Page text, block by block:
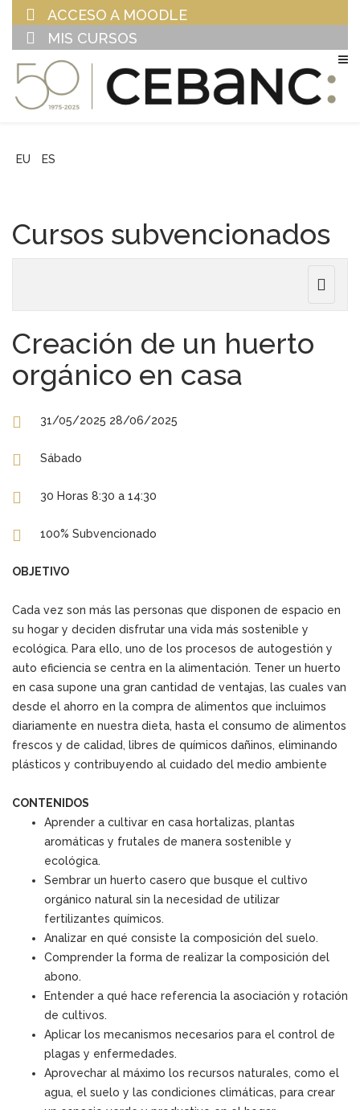
ACCESO A MOODLE
MIS CURSOS
EU ES
Cursos subvencionados
Toggle
Creación de un huerto
orgánico en casa
31/05/2025 28/06/2025
Sábado
30 Horas 8:30 a 14:30
100% Subvencionado
OBJETIVO
Cada vez son más las personas que disponen de espacio en
su hogar y deciden disfrutar una vida más sostenible y
ecológica. Para ello, uno de los procesos de autogestión y
auto eficiencia se centra en la alimentación. Tener un huerto
en casa supone una gran cantidad de ventajas, las cuales van
desde el ahorro en la compra de alimentos que incluimos
diariamente en nuestra dieta, hasta el consumo de alimentos
frescos y de calidad, libres de químicos dañinos, eliminando
plásticos y contribuyendo al cuidado del medio ambiente
CONTENIDOS
Aprender a cultivar en casa hortalizas, plantas
aromáticas y frutales de manera sostenible y
ecológica.
Sembrar un huerto casero que busque el cultivo
orgánico natural sin la necesidad de utilizar
fertilizantes químicos.
Analizar en qué consiste la composición del suelo.
Comprender la forma de realizar la composición del
abono.
Entender a qué hace referencia la asociación y rotación
de cultivos.
Aplicar los mecanismos necesarios para el control de
plagas y enfermedades.
Aprovechar al máximo los recursos naturales, como el
agua, el suelo y las condiciones climáticas, para crear